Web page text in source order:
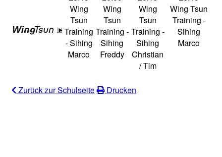
Wing
Tsun
Training
- Sihing
Marco
Wing
Tsun
Training -
Sihing
Freddy
Wing
Tsun
Training -
Sihing
Christian
/ Tim
Wing Tsun
Training -
Sihing
Marco
Zurück zur Schulseite Drucken